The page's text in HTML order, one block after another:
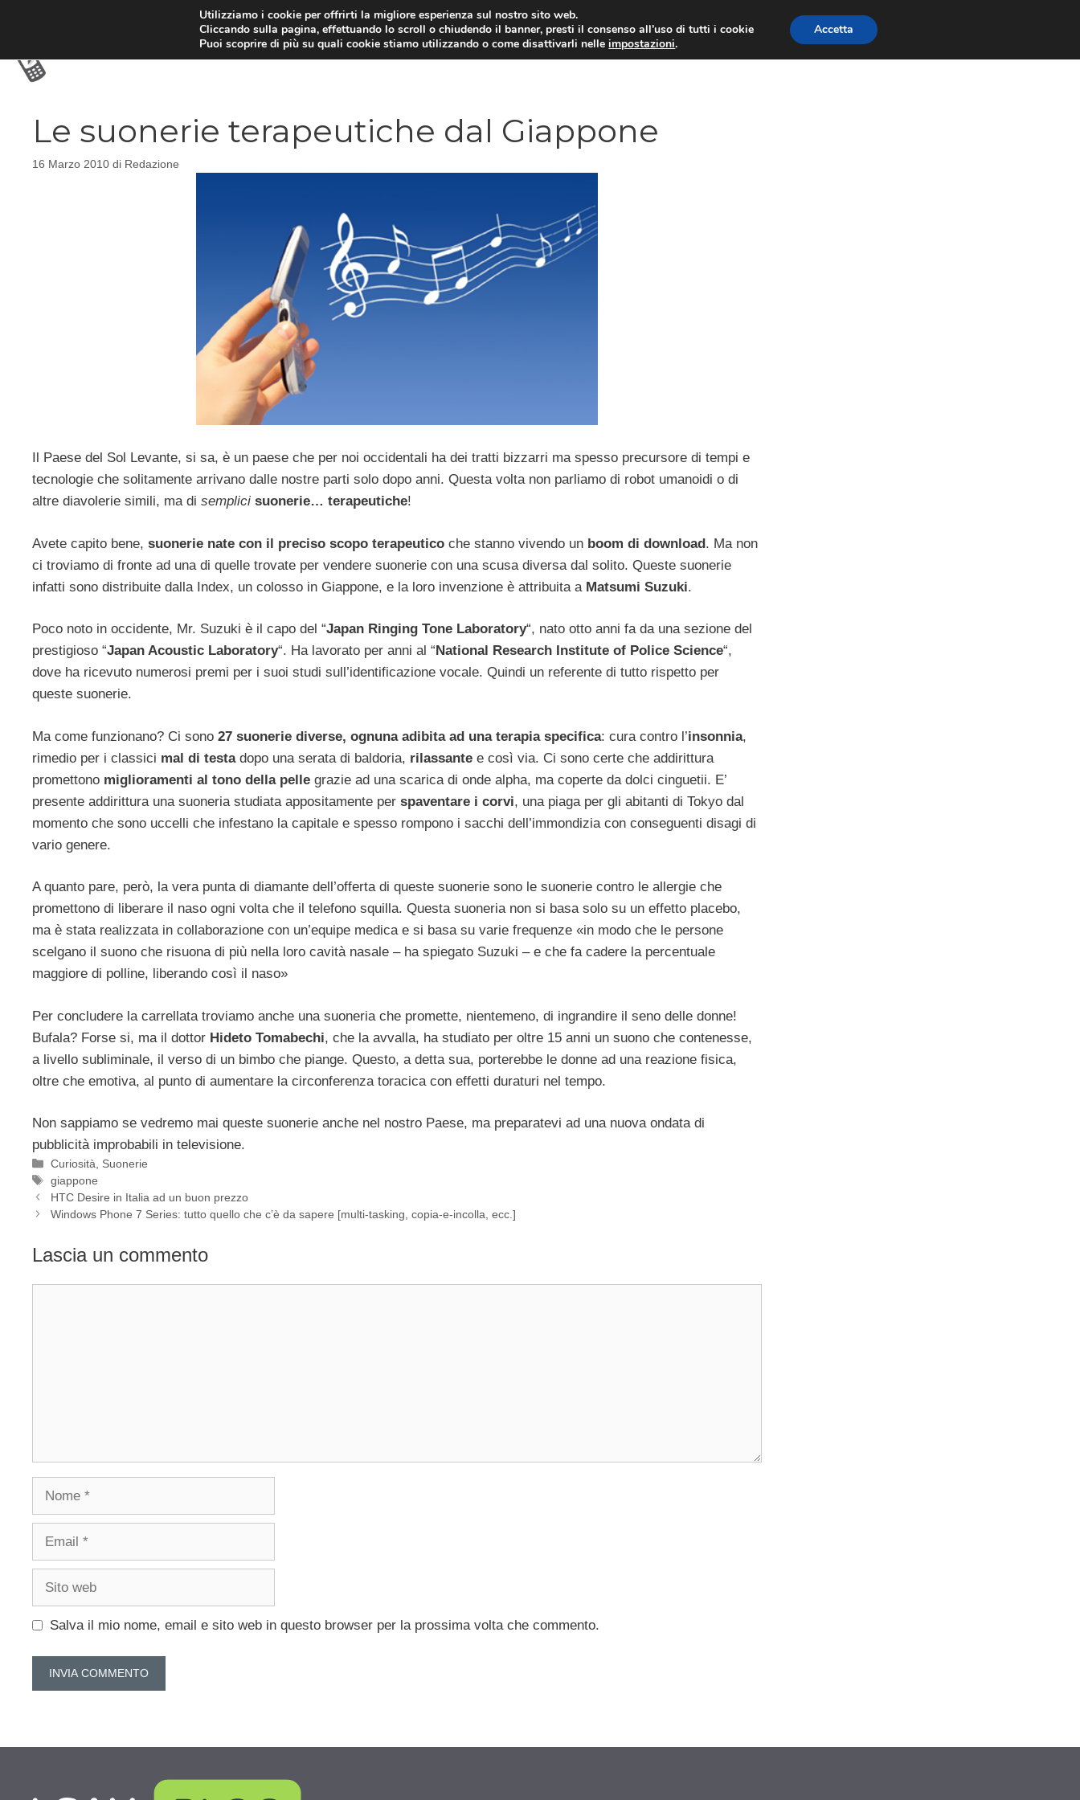
TARIFFE E PROMOZIONI
Le suonerie terapeutiche dal Giappone
16 Marzo 2010 di Redazione
Il Paese del Sol Levante, si sa, è un paese che per noi occidentali ha dei tratti bizzarri ma spesso precursore di tempi e
tecnologie che solitamente arrivano dalle nostre parti solo dopo anni. Questa volta non parliamo di robot umanoidi o di
altre diavolerie simili, ma di semplici suonerie… terapeutiche!
Avete capito bene, suonerie nate con il preciso scopo terapeutico che stanno vivendo un boom di download. Ma non
ci troviamo di fronte ad una di quelle trovate per vendere suonerie con una scusa diversa dal solito. Queste suonerie
infatti sono distribuite dalla Index, un colosso in Giappone, e la loro invenzione è attribuita a Matsumi Suzuki.
Poco noto in occidente, Mr. Suzuki è il capo del “Japan Ringing Tone Laboratory“, nato otto anni fa da una sezione del
prestigioso “Japan Acoustic Laboratory“. Ha lavorato per anni al “National Research Institute of Police Science“,
dove ha ricevuto numerosi premi per i suoi studi sull’identificazione vocale. Quindi un referente di tutto rispetto per
queste suonerie.
Ma come funzionano? Ci sono 27 suonerie diverse, ognuna adibita ad una terapia specifica: cura contro l’insonnia,
rimedio per i classici mal di testadopo una serata di baldoria, rilassante e così via. Ci sono certe che addirittura
promettono miglioramenti al tono della pelle grazie ad una scarica di onde alpha, ma coperte da dolci cinguetii. E’
presente addirittura una suoneria studiata appositamente per spaventare i corvi, una piaga per gli abitanti di Tokyo dal
momento che sono uccelli che infestano la capitale e spesso rompono i sacchi dell’immondizia con conseguenti disagi di
vario genere.
A quanto pare, però, la vera punta di diamante dell’offerta di queste suonerie sono le suonerie contro le allergie che
promettono di liberare il naso ogni volta che il telefono squilla. Questa suoneria non si basa solo su un effetto placebo,
ma è stata realizzata in collaborazione con un’equipe medica e si basa su varie frequenze «in modo che le persone
scelgano il suono che risuona di più nella loro cavità nasale – ha spiegato Suzuki – e che fa cadere la percentuale
maggiore di polline, liberando così il naso»
Per concludere la carrellata troviamo anche una suoneria che promette, nientemeno, di ingrandire il seno delle donne!
Bufala? Forse si, ma il dottor Hideto Tomabechi, che la avvalla, ha studiato per oltre 15 anni un suono che contenesse,
a livello subliminale, il verso di un bimbo che piange. Questo, a detta sua, porterebbe le donne ad una reazione fisica,
oltre che emotiva, al punto di aumentare la circonferenza toracica con effetti duraturi nel tempo.
Non sappiamo se vedremo mai queste suonerie anche nel nostro Paese, ma preparatevi ad una nuova ondata di
pubblicità improbabili in televisione.
Categorie
Curiosità
Suonerie
Tag
giappone
HTC Desire in Italia ad un buon prezzo
Windows Phone 7 Series: tutto quello che c’è da sapere [multi-tasking, copia-e-incolla, ecc.]
Lascia un commento
Salva il mio nome, email e sito web in questo browser per la prossima volta che commento.
Utilizziamo i cookie per offrirti la migliore esperienza sul nostro sito web.
Cliccando sulla pagina, effettuando lo scroll o chiudendo il banner, presti il consenso all’uso di tutti i cookie
Puoi scoprire di più su quali cookie stiamo utilizzando o come disattivarli nelleimpostazioni.
Accetta